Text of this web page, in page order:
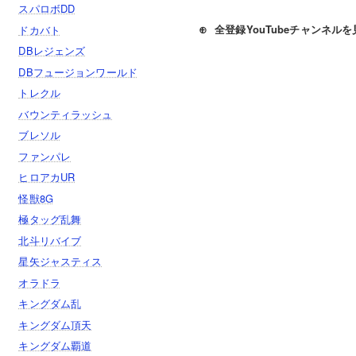
スパロボDD
ドカバト
DBレジェンズ
DBフュージョンワールド
トレクル
バウンティラッシュ
ブレソル
ファンパレ
ヒロアカUR
怪獣8G
極タッグ乱舞
北斗リバイブ
星矢ジャスティス
オラドラ
キングダム乱
キングダム頂天
キングダム覇道
⊕ 全登録YouTubeチャンネルを